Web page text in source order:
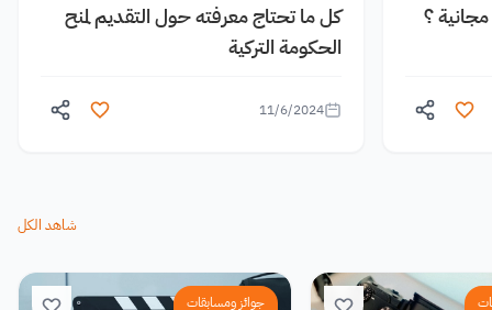
؟
كل ما تحتاج معرفته حول التقديم لمنح
الحكومة التركية
11/6/2024
شاهد الكل
جوائز ومسابقات